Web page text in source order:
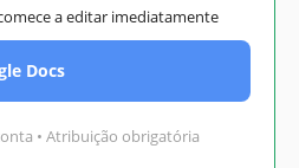
a editar imediatamente
Docs
• Atribuição obrigatória